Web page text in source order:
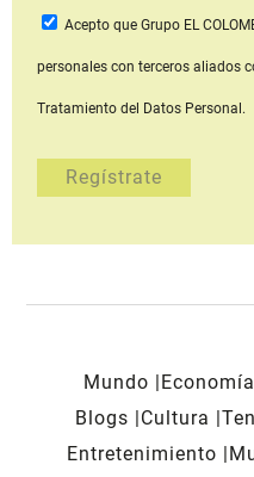
Acepto que Grupo EL
personales con terceros aliados
Tratamiento del Datos Personal.
Mundo Economía
Blogs
Cultura
Entretenimiento